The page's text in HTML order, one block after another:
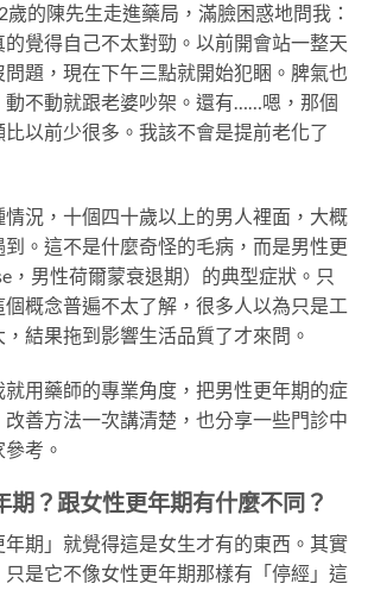
歲的陳先生走進藥局，滿臉困惑地問我：
的覺得自己不太對勁。以前開會站一整天
題，現在下午三點就開始犯睏。脾氣也
動不動就跟老婆吵架。還有……嗯，那個
以前少很多。我該不會是提前老化了
況，十個四十歲以上的男人裡面，大概
。這不是什麼奇怪的毛病，而是男性更
，男性荷爾蒙衰退期）的典型症狀。只
概念普遍不太了解，很多人以為只是工
結果拖到影響生活品質了才來問。
用藥師的專業角度，把男性更年期的症
善方法一次講清楚，也分享一些門診中
考。
期？跟女性更年期有什麼不同？
期」就覺得這是女生才有的東西。其實
是它不像女性更年期那樣有「停經」這